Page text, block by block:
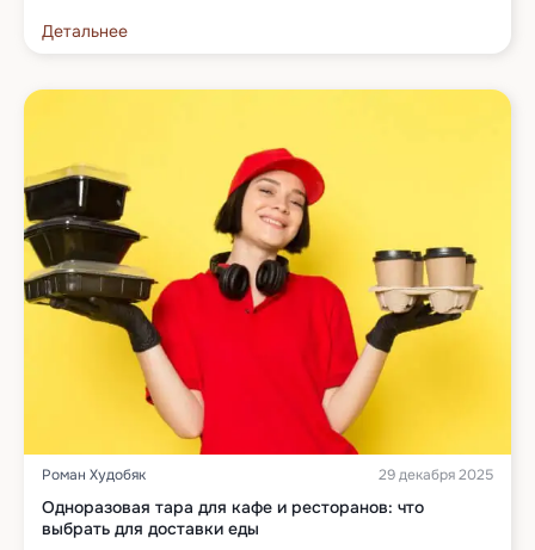
Детальнее
Роман Худобяк 29 декабря 2025
Одноразовая тара для кафе и ресторанов: что
выбрать для доставки еды